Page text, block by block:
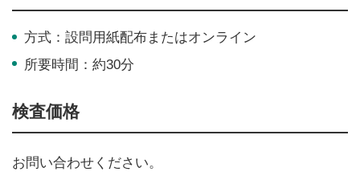
方式：設問用紙配布またはオンライン
所要時間：約30分
検査価格
お問い合わせください。